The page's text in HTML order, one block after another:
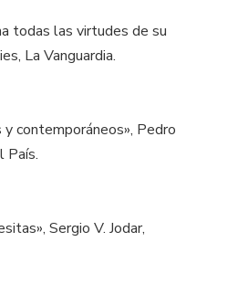
todas las virtudes de su
La Vanguardia.
contemporáneos», Pedro
País.
Sergio V. Jodar,